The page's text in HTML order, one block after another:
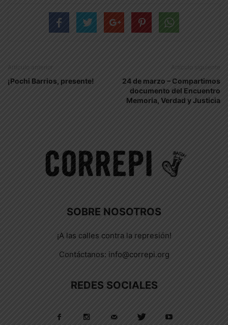
Artículo anterior
¡Pochi Barrios, presente!
Artículo siguiente
24 de marzo – Compartimos
documento del Encuentro
Memoria, Verdad y Justicia
SOBRE NOSOTROS
¡A las calles contra la represión!
Contáctanos: info@correpi.org
REDES SOCIALES